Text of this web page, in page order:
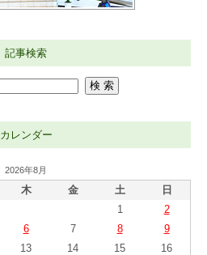
記事検索
カレンダー
2026年8月
木 金 土 日
1
2
6 7 8
9
13 14 15
16